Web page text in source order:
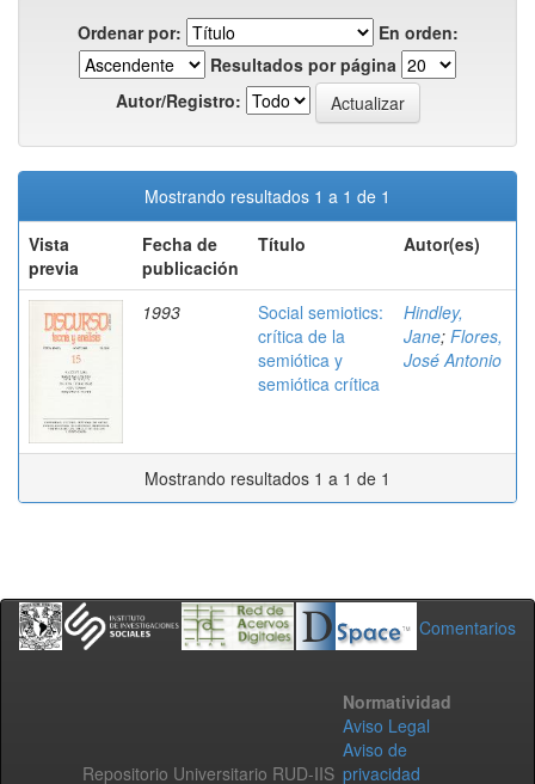
Ordenar por:
En orden:
Resultados por página
Autor/Registro:
Mostrando resultados 1 a 1 de 1
Vista
previa
Fecha de
publicación
Título Autor(es)
1993
Social semiotics:
crítica de la
semiótica y
semiótica crítica
Hindley,
Jane; Flores,
José Antonio
Mostrando resultados 1 a 1 de 1
Comentarios
Repositorio Universitario RUD-IIS
Normatividad
Aviso Legal
Aviso de
privacidad